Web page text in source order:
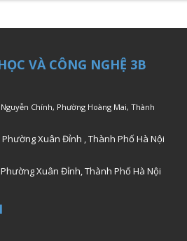
VÀ CÔNG NGHỆ 3B
Nguyễn Chính, Phường Hoàng Mai, Thành
Phường Xuân Đỉnh , Thành Phố Hà Nội
Xuân Đỉnh, Thành Phố Hà Nội